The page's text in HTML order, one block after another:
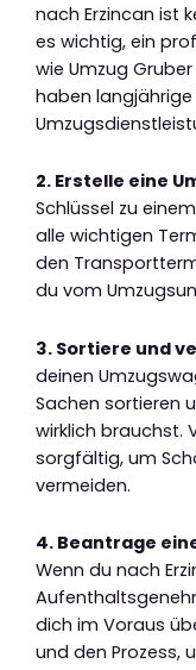
nach Erzincan ist
es wichtig, ein
wie Umzug
haben
2. Erstelle eine
Schlüssel zu
alle wichtigen
den
du vom
3. Sortiere und
deinen
Sachen sortieren
wirklich brauchst.
sorgfältig, um
vermeiden.
4. Beantrage
Wenn du nach
dich im Voraus
und den Prozess,